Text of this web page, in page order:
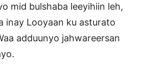
mid bulshaba leeyihiin leh,
inay Looyaan ku asturato
adduunyo jahwareersan